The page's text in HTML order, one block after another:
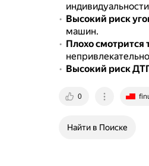
Высокий риск
машин.
Плохо смотрится
Высокий риск
0
Найти в Поиске